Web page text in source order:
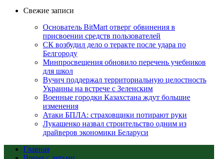
Свежие записи
Основатель BitMart отверг обвинения в
присвоении средств пользователей
СК возбудил дело о теракте после удара по
Белгороду
Минпросвещения обновило перечень учебников
для школ
Вучич поддержал территориальную целостность
Украины на встрече с Зеленским
Военные городки Казахстана ждут большие
изменения
Атаки БПЛА: страховщики потирают руки
Лукашенко назвал строительство одним из
драйверов экономики Беларуси
Главная